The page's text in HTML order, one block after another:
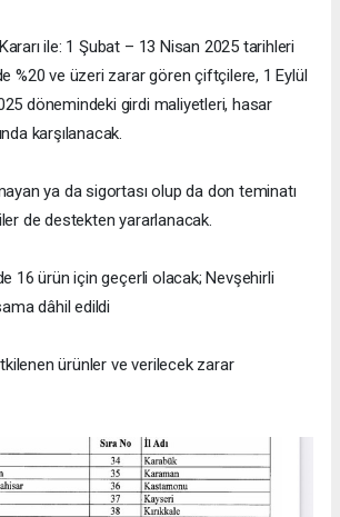
ile: 1 Şubat – 13 Nisan 2025 tarihleri
%20 ve üzeri zarar gören çiftçilere, 1 Eylül
dönemindeki girdi maliyetleri, hasar
karşılanacak.
ya da sigortası olup da don teminatı
de destekten yararlanacak.
16 ürün için geçerli olacak; Nevşehirli
dâhil edildi
ürünler ve verilecek zarar